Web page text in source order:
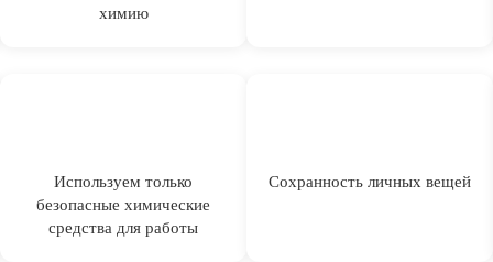
химию
Используем только
безопасные химические
средства для работы
Сохранность личных вещей